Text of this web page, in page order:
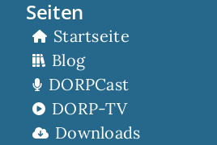
Seiten
Startseite
Blog
DORPCast
DORP-TV
Downloads